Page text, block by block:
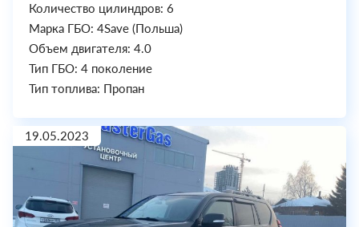
Количество цилиндров: 6
Марка ГБО: 4Save (Польша)
Объем двигателя: 4.0
Тип ГБО: 4 поколение
Тип топлива: Пропан
19.05.2023